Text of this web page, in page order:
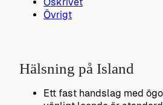
Övrigt
Hälsning på Island
Ett fast handslag med